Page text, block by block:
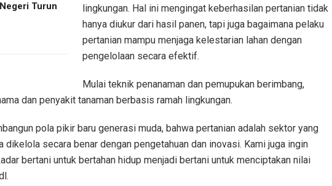
Turun
lingkungan. Hal ini mengingat keberhasilan pertanian tidak
hanya diukur dari hasil panen, tapi juga bagaimana pelaku
pertanian mampu menjaga kelestarian lahan dengan
pengelolaan secara efektif.
Mulai teknik penanaman dan pemupukan berimbang,
dan penyakit tanaman berbasis ramah lingkungan.
pola pikir baru generasi muda, bahwa pertanian adalah sektor yang
dikelola secara benar dengan pengetahuan dan inovasi. Kami juga ingin
bertani untuk bertahan hidup menjadi bertani untuk menciptakan nilai